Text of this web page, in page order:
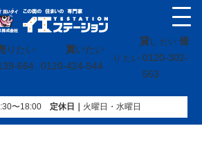
りたい
664
買いたい
0120-424-544
貸し たい 借
り たい 0120-302-
563
〜18:00定休⽇｜ 火曜⽇・水曜⽇
会社概要»店舗一覧»アドレス賃貸株式